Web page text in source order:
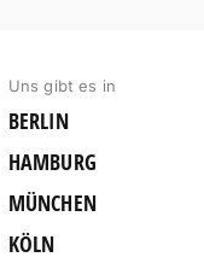
Uns gibt es in
BERLIN
HAMBURG
MÜNCHEN
KÖLN